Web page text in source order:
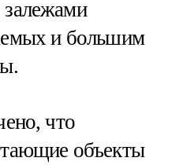
и большим
что
объекты